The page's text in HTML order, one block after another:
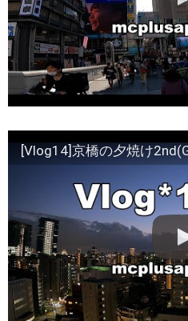
[Vlog14]京橋の夕焼け